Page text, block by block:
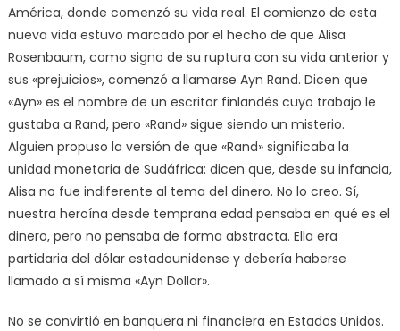
América, donde comenzó su vida real. El comienzo de esta
nueva vida estuvo marcado por el hecho de que Alisa
Rosenbaum, como signo de su ruptura con su vida anterior y
sus «prejuicios», comenzó a llamarse Ayn Rand. Dicen que
«Ayn» es el nombre de un escritor finlandés cuyo trabajo le
gustaba a Rand, pero «Rand» sigue siendo un misterio.
Alguien propuso la versión de que «Rand» significaba la
unidad monetaria de Sudáfrica: dicen que, desde su infancia,
Alisa no fue indiferente al tema del dinero. No lo creo. Sí,
nuestra heroína desde temprana edad pensaba en qué es el
dinero, pero no pensaba de forma abstracta. Ella era
partidaria del dólar estadounidense y debería haberse
llamado a sí misma «Ayn Dollar».
No se convirtió en banquera ni financiera en Estados Unidos.